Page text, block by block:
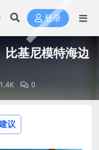
登录
比基尼模特海边
1.4K 0
议